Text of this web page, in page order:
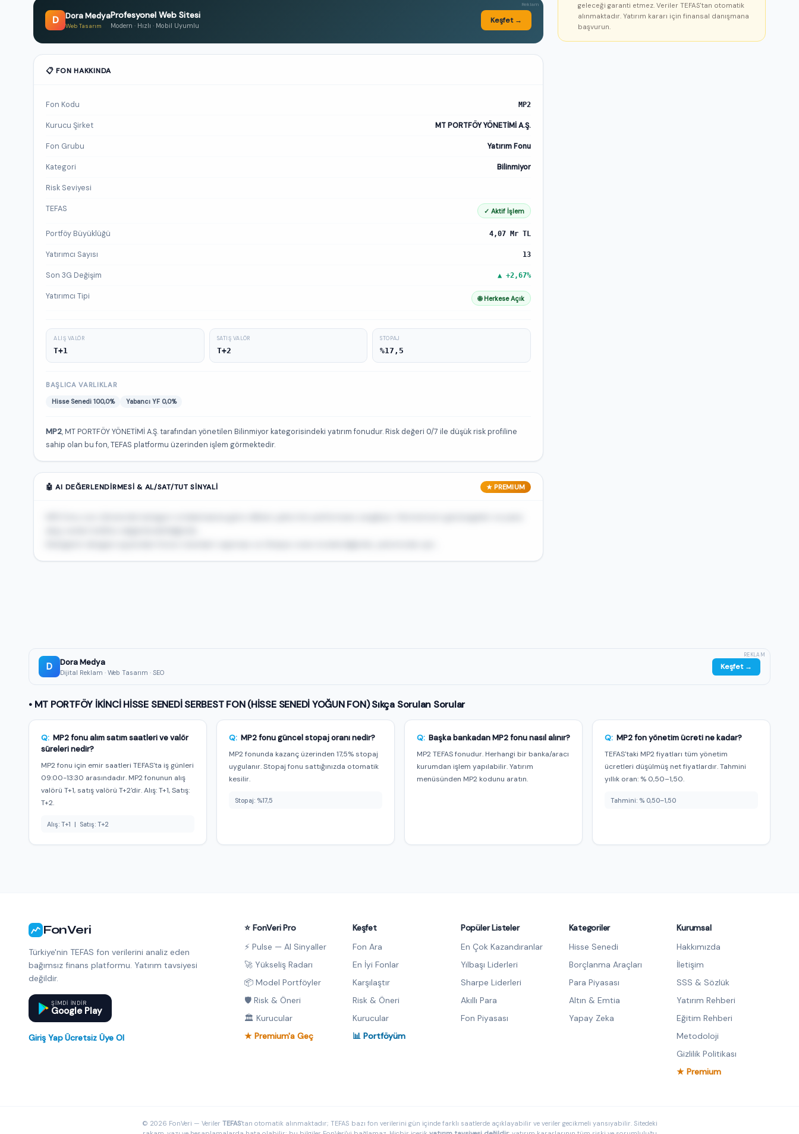
D Dora Medya
Web Tasarım
Profesyonel Web Sitesi
Modern · Hızlı · Mobil Uyumlu
Keşfet →
Reklam
📋 FON HAKKINDA
Fon Kodu MP2
Kurucu Şirket MT PORTFÖY YÖNETİMİ A.Ş.
Fon Grubu Yatırım Fonu
Kategori Bilinmiyor
Risk Seviyesi
TEFAS ✓ Aktif İşlem
Portföy Büyüklüğü 4,07 Mr TL
Yatırımcı Sayısı 13
Son 3G Değişim ▲ +2,67%
Yatırımcı Tipi 🌐 Herkese Açık
ALIŞ VALÖR
T+1
SATIŞ VALÖR
T+2
STOPAJ
%17,5
BAŞLICA VARLIKLAR
Hisse Senedi 100,0% Yabancı YF 0,0%
MP2, MT PORTFÖY YÖNETİMİ A.Ş. tarafından yönetilen Bilinmiyor kategorisindeki yatırım fonudur. Risk değeri 0/7 ile düşük risk profiline
sahip olan bu fon, TEFAS platformu üzerinden işlem görmektedir.
🤖 AI DEĞERLENDIRMESI & AL/SAT/TUT SINYALI ★ PREMIUM
geleceği garanti etmez. Veriler TEFAS'tan otomatik
alınmaktadır. Yatırım kararı için finansal danışmana
başvurun.
D Dora Medya
Dijital Reklam · Web Tasarım · SEO
Keşfet →
REKLAM
• MT PORTFÖY İKİNCİ HİSSE SENEDİ SERBEST FON (HİSSE SENEDİ YOĞUN FON) Sıkça Sorulan Sorular
Q: MP2 fonu alım satım saatleri ve valör
süreleri nedir?
MP2 fonu için emir saatleri TEFAS'ta iş günleri
09:00-13:30 arasındadır. MP2 fonunun alış
valörü T+1, satış valörü T+2'dir. Alış: T+1, Satış:
T+2.
Alış: T+1 | Satış: T+2
Q: MP2 fonu güncel stopaj oranı nedir?
MP2 fonunda kazanç üzerinden 17,5% stopaj
uygulanır. Stopaj fonu sattığınızda otomatik
kesilir.
Stopaj: %17,5
Q: Başka bankadan MP2 fonu nasıl alınır?
MP2 TEFAS fonudur. Herhangi bir banka/aracı
kurumdan işlem yapılabilir. Yatırım
menüsünden MP2 kodunu aratın.
Q: MP2 fon yönetim ücreti ne kadar?
TEFAS'taki MP2 fiyatları tüm yönetim
ücretleri düşülmüş net fiyatlardır. Tahmini
yıllık oran: % 0,50–1,50.
Tahmini: % 0,50–1,50
FonVeri
Türkiye'nin TEFAS fon verilerini analiz eden
bağımsız finans platformu. Yatırım tavsiyesi
değildir.
ŞIMDI INDIR
Google Play
Giriş Yap·Ücretsiz Üye Ol
⭐ FonVeri Pro
⚡ Pulse — AI Sinyaller
🚀 Yükseliş Radarı
📦 Model Portföyler
🛡️ Risk & Öneri
🏛️ Kurucular
★ Premium'a Geç
Keşfet
Fon Ara
En İyi Fonlar
Karşılaştır
Risk & Öneri
Kurucular
📊 Portföyüm
Popüler Listeler
En Çok Kazandıranlar
Yılbaşı Liderleri
Sharpe Liderleri
Akıllı Para
Fon Piyasası
Kategoriler
Hisse Senedi
Borçlanma Araçları
Para Piyasası
Altın & Emtia
Yapay Zeka
Kurumsal
Hakkımızda
İletişim
SSS & Sözlük
Yatırım Rehberi
Eğitim Rehberi
Metodoloji
Gizlilik Politikası
★ Premium
© 2026 FonVeri — Veriler TEFAS'tan otomatik alınmaktadır; TEFAS bazı fon verilerini gün içinde farklı saatlerde açıklayabilir ve veriler gecikmeli yansıyabilir. Sitedeki